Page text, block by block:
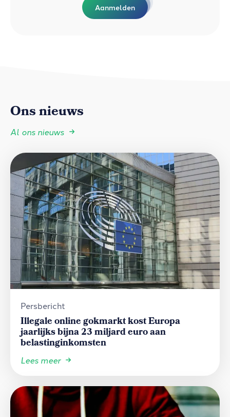
Aanmelden
Ons nieuws
Al ons nieuws
Persbericht
Illegale online gokmarkt kost Europa
jaarlijks bijna 23 miljard euro aan
belastinginkomsten
Lees meer